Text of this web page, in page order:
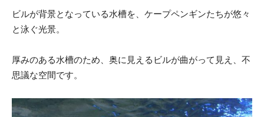
ビルが背景となっている水槽を、ケープペンギンたちが悠々
と泳ぐ光景。
厚みのある水槽のため、奥に見えるビルが曲がって見え、不
思議な空間です。